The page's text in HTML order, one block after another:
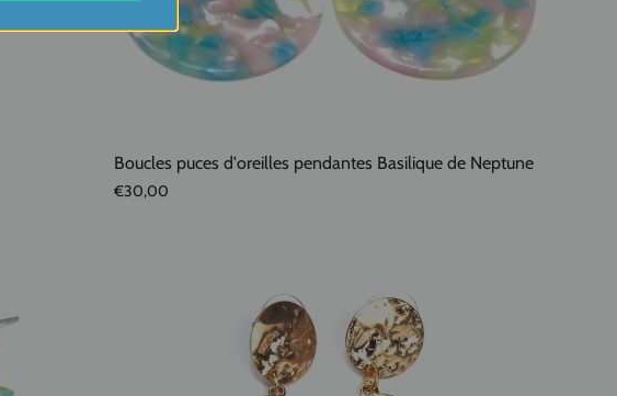
Boucles puces d'oreilles pendantes Basilique de Neptune
€30,00